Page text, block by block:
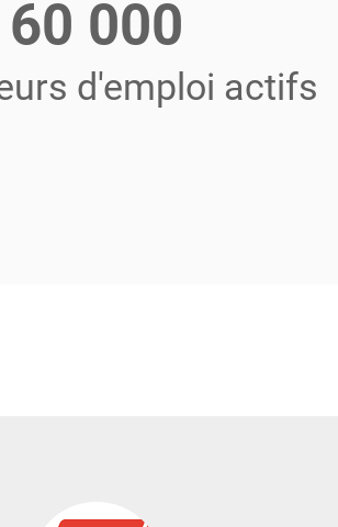
60 000
d'emploi actifs